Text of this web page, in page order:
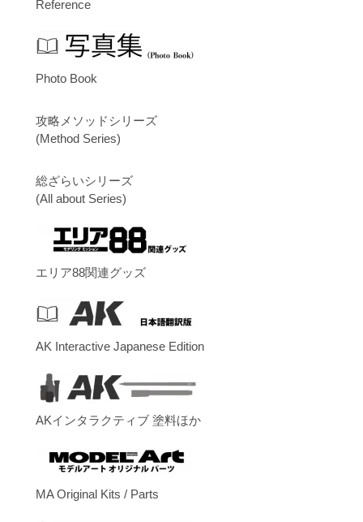
Reference
Photo Book
攻略メソッドシリーズ
(Method Series)
総ざらいシリーズ
(All about Series)
エリア88関連グッズ
AK Interactive Japanese Edition
AKインタラクティブ 塗料ほか
MA Original Kits / Parts